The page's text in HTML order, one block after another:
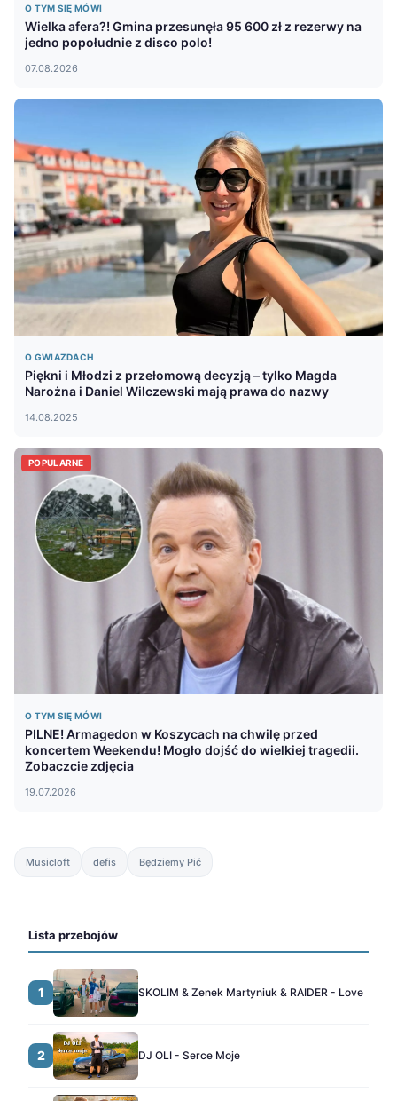
O TYM SIĘ MÓWI
Wielka afera?! Gmina przesunęła 95 600 zł z rezerwy na
jedno popołudnie z disco polo!
07.08.2026
O GWIAZDACH
Piękni i Młodzi z przełomową decyzją – tylko Magda
Narożna i Daniel Wilczewski mają prawa do nazwy
14.08.2025
POPULARNE
O TYM SIĘ MÓWI
PILNE! Armagedon w Koszycach na chwilę przed
koncertem Weekendu! Mogło dojść do wielkiej tragedii.
Zobaczcie zdjęcia
19.07.2026
Musicloft defis Będziemy Pić
Lista przebojów
1 SKOLIM & Zenek Martyniuk & RAIDER - Love
2 DJ OLI - Serce Moje